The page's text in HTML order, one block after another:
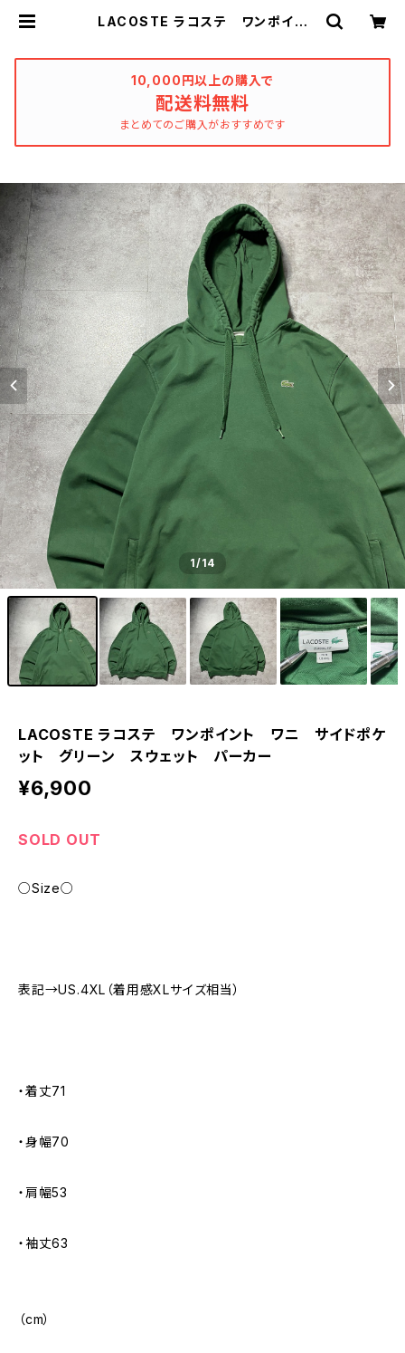
LACOSTE ラコステ ワンポイン
lothing_katharsis
10,000円以上の購入で
配送料無料
まとめてのご購入がおすすめです
1/14
LACOSTE ラコステ ワンポイント ワニ サイドポケ
ット グリーン スウェット パーカー
¥6,900
SOLD OUT
○Size○
表記→US.4XL（着用感XLサイズ相当）
・着丈71
・身幅70
・肩幅53
・袖丈63
（cm）